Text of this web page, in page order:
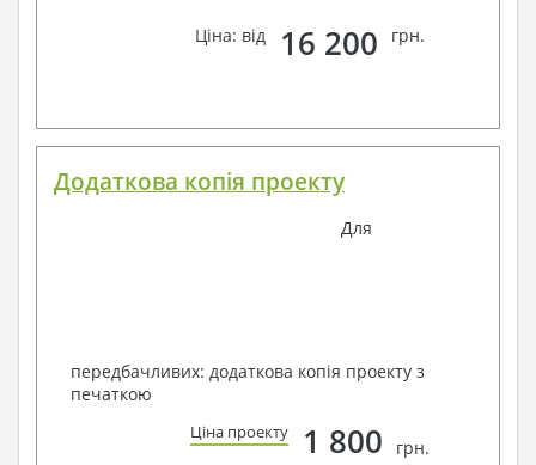
Ціна: від 16 200 грн.
Додаткова копія проекту
Для
передбачливих: додаткова копія проекту з
печаткою
Ціна проекту 1 800 грн.